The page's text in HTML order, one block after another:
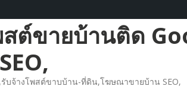
ต์ขายบ้านติด
บจ้างโพสต์ขาบบ้าน-ที่ดิน,โฆษณาขายบ้าน SEO,